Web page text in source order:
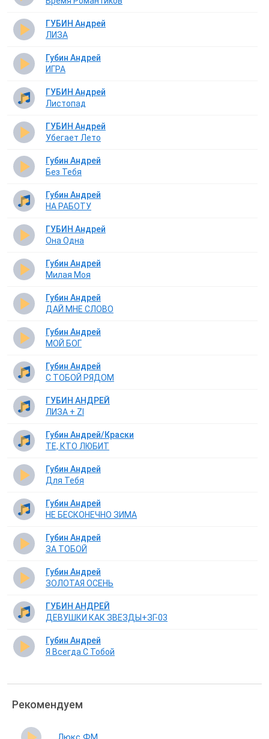
ГУБИН Андрей
ЛИЗА
Губин Андрей
ИГРА
ГУБИН Андрей
Листопад
ГУБИН Андрей
Убегает Лето
Губин Андрей
Без Тебя
Губин Андрей
НА РАБОТУ
ГУБИН Андрей
Она Одна
Губин Андрей
Милая Моя
Губин Андрей
ДАЙ МНЕ СЛОВО
Губин Андрей
МОЙ БОГ
Губин Андрей
С ТОБОЙ РЯДОМ
ГУБИН АНДРЕЙ
ЛИЗА + ZI
Губин Андрей/Краски
ТЕ, КТО ЛЮБИТ
Губин Андрей
Для Тебя
Губин Андрей
НЕ БЕСКОНЕЧНО ЗИМА
Губин Андрей
ЗА ТОБОЙ
Губин Андрей
ЗОЛОТАЯ ОСЕНЬ
ГУБИН АНДРЕЙ
ДЕВУШКИ КАК ЗВЕЗДЫ+ЗГ-03
Губин Андрей
Я Всегда С Тобой
Рекомендуем